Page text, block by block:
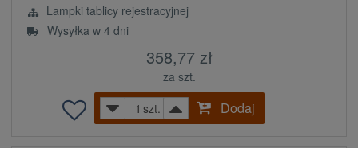
Lampki tablicy rejestracyjnej
Wysyłka w 4 dni
358,77 zł
za szt.
szt.
Dodaj